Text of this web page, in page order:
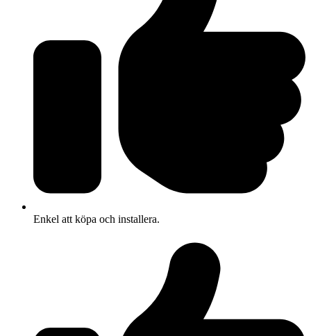
Enkel att köpa och installera.